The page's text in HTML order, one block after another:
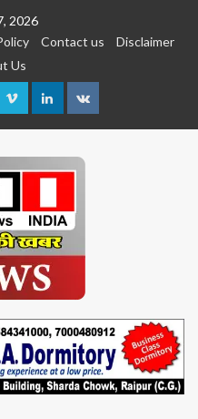
2026
Contact us
Disclaimer
Us
VimeoLinkedin
VK